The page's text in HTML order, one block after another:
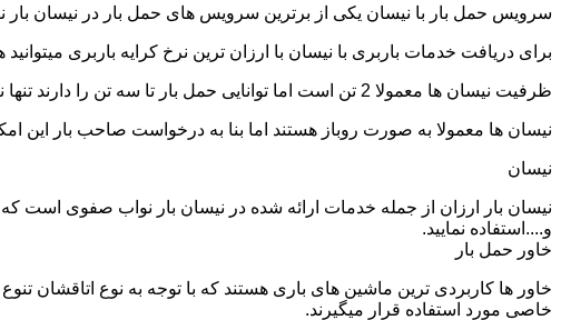
سرویس حمل بار با نیسان یکی از برترین سرویس های حمل بار در نیسان بار
برای دریافت خدمات باربری با نیسان با ارزان ترین نرخ کرایه باربری
ظرفیت نیسان ها معمولا 2 تن است اما توانایی حمل بار تا سه تن را دارند تنها نکته ای که باید به آن توجه داشته باشید ابعاد اتاق نیسان است که برابر است با 2 متر طول و 1.65 متر عرض.
نیسان ها معمولا به صورت روباز هستند اما بنا به درخواست صاحب بار
نیسان
نیسان بار ارزان از جمله خدمات ارائه شده در نیسان بار نواب صفوی است که
و....استفاده نمایید.
خاور حمل بار
خاور ها کاربردی ترین ماشین های باری هستند که با توجه به نوع اتاقشان
خاصی مورد استفاده قرار میگیرند.